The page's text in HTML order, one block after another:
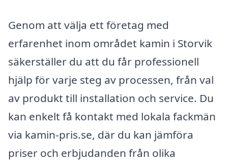
Genom att välja ett företag med
erfarenhet inom området kamin i Storvik
säkerställer du att du får professionell
hjälp för varje steg av processen, från val
av produkt till installation och service. Du
kan enkelt få kontakt med lokala fackmän
via kamin-pris.se, där du kan jämföra
priser och erbjudanden från olika